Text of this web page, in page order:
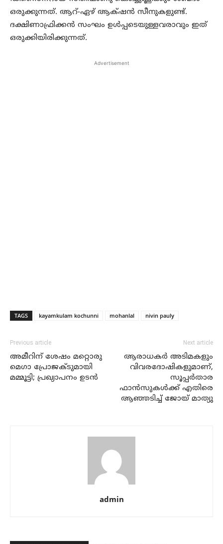
ഒരുക്കുന്നത്. ആറ്-ഏഴ് ആക്‌ഷൻ സീനുകളുണ്ട്.
ദക്ഷിണാഫ്രിക്കൻ സംഘം ഉൾപ്പടെയുള്ളവരാവും ഇത്
ഒരുക്കിയിരിക്കുന്നത്.
Advertisement
TAGS kayamkulam kochunni mohanlal nivin pauly
Previous article
അമീറിന് ശേഷം മറ്റൊരു
മെഗാ പ്രോജക്ടുമായി
മമ്മൂട്ടി; പ്രഖ്യാപനം ഉടന്‍
Next article
ആരാധകര്‍ അടിമകളും
വിവരദോഷികളുമാണ്,
സൂപ്പര്‍താര
ഫാന്‍സുകള്‍ക്ക് എതിരെ
ആഞ്ഞടിച്ച് ജോയ് മാത്യു
admin